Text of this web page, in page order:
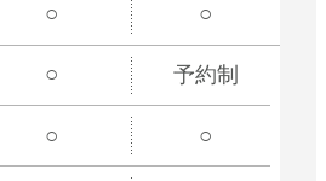
○ ○
○ 予約制
○ ○